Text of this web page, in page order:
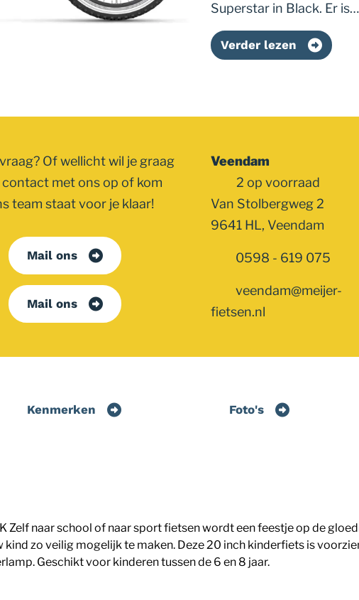
Superstar in Black. Er is…
Verder lezen
Veendam
2 op voorraad
Van Stolbergweg 2
9641 HL, Veendam
0598 - 619 075
veendam@meijer-
fietsen.nl
Of wellicht wil je graag
met ons op of kom
team staat voor je klaar!
Mail ons
Mail ons
Kenmerken Foto's
Zelf naar school of naar sport fietsen wordt een feestje op de
zo veilig mogelijk te maken. Deze 20 inch kinderfiets is
Geschikt voor kinderen tussen de 6 en 8 jaar.